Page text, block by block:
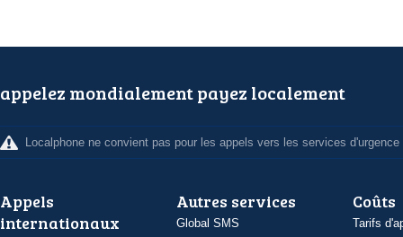
appelez mondialement payez localement
Localphone ne convient pas pour les appels vers les services d'urgence
Appels
internationaux
Autres services
Global SMS
Coûts
Tarifs